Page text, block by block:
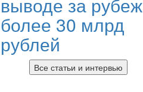
выводе за рубеж
более 30 млрд
рублей
Все статьи и интервью